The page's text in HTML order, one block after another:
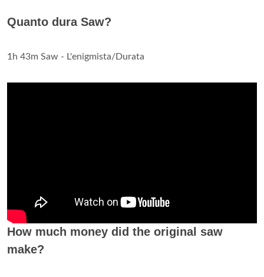
Quanto dura Saw?
1h 43m Saw - L'enigmista/Durata
How much money did the original saw
make?